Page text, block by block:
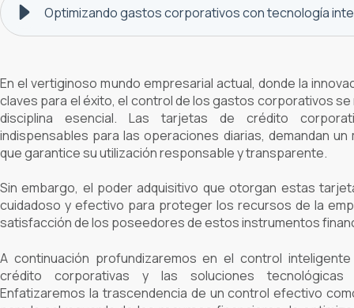
Optimizando gastos corporativos con tecnología
En el vertiginoso mundo empresarial actual, donde la
claves para el éxito, el control de los gastos corporativos
disciplina esencial. Las tarjetas de crédito
indispensables para las operaciones diarias, demandan
que garantice su utilización responsable y transparente.
Sin embargo, el poder adquisitivo que otorgan estas
cuidadoso y efectivo para proteger los recursos de la
satisfacción de los poseedores de estos instrumentos
A continuación profundizaremos en el control
crédito corporativas y las soluciones
Enfatizaremos la trascendencia de un control efectivo